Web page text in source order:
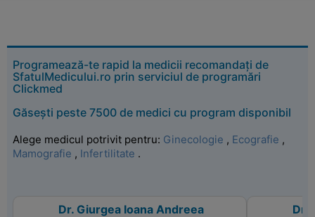
Programează-te rapid la medicii recomandați de
SfatulMedicului.ro prin serviciul de programări
Clickmed
Găsești peste 7500 de medici cu program disponibil
Alege medicul potrivit pentru: Ginecologie , Ecografie ,
Mamografie , Infertilitate .
Dr. Giurgea Ioana Andreea Dr.